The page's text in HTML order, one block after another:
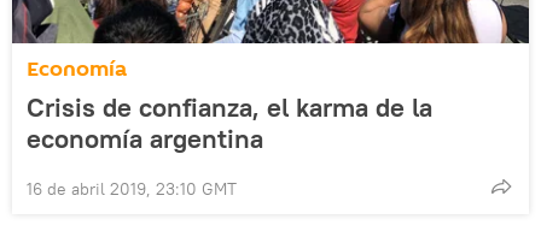
Economía
Crisis de confianza, el karma de la
economía argentina
16 de abril 2019, 23:10 GMT